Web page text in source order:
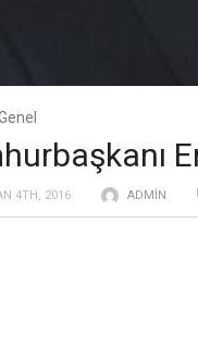
4TH, 2016 ADMIN